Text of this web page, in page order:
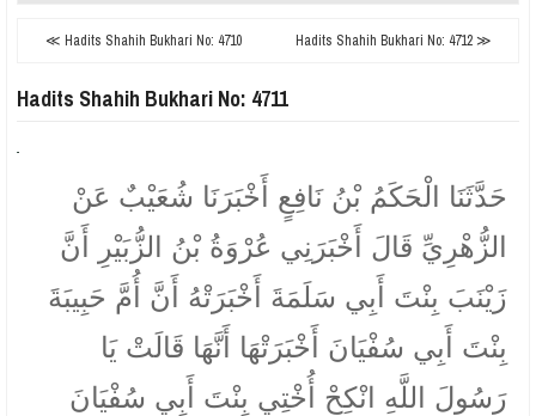
≪ Hadits Shahih Bukhari No: 4710 Hadits Shahih Bukhari No: 4712 ≫
Hadits Shahih Bukhari No: 4711
حَدَّثَنَا الْحَكَمُ بْنُ نَافِعٍ أَخْبَرَنَا شُعَيْبٌ عَنْ
الزُّهْرِيِّ قَالَ أَخْبَرَنِي عُرْوَةُ بْنُ الزُّبَيْرِ أَنَّ
زَيْنَبَ بِنْتَ أَبِي سَلَمَةَ أَخْبَرَتْهُ أَنَّ أُمَّ حَبِيبَةَ
بِنْتَ أَبِي سُفْيَانَ أَخْبَرَتْهَا أَنَّهَا قَالَتْ يَا
رَسُولَ اللَّهِ انْكِحْ أُخْتِي بِنْتَ أَبِي سُفْيَانَ